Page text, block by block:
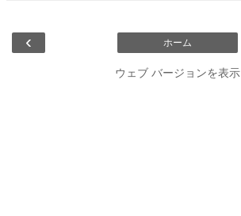
‹ ホーム
ウェブ バージョンを表示